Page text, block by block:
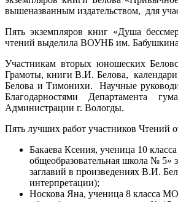
вышеназванным издательством, для
Пять экземпляров книг «Душа
чтений выделила ВОУНБ им.
Участникам вторых юношеских
Грамоты, книги В.И. Белова,
Белова и Тимонихи. Научные
Благодарностями Департамента
Администрации г. Вологды.
Пять лучших работ участников Чтений
Бакаева Ксения, ученица 10
общеобразовательная школа № 5»
заглавий в произведениях В.И.
интерпретации);
Носкова Яна, ученица 8 класса